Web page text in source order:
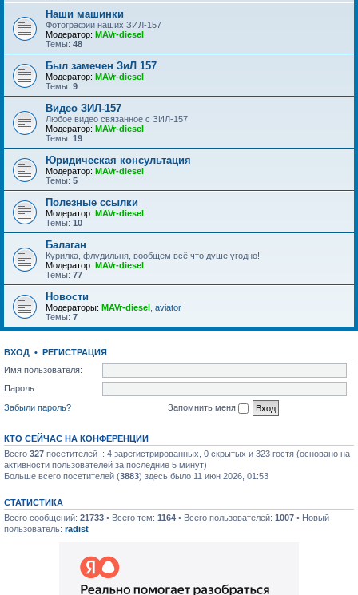
Наши машинки
Фотографии наших ЗИЛ-157
Модератор: MAVr-diesel
Темы: 48
Был замечен ЗиЛ 157
Модератор: MAVr-diesel
Темы: 9
Видео ЗИЛ-157
Любое видео связанное с ЗИЛ-157
Модератор: MAVr-diesel
Темы: 19
Юридическая консультация
Модератор: MAVr-diesel
Темы: 5
Полезные ссылки
Модератор: MAVr-diesel
Темы: 10
Балаган
Курилка, флудильня, вообщем всё что душе угодно!
Модератор: MAVr-diesel
Темы: 77
Новости
Модераторы: MAVr-diesel aviator
Темы: 7
ВХОД • РЕГИСТРАЦИЯ
Имя пользователя:
Пароль:
Забыли пароль?
Запомнить меня
КТО СЕЙЧАС НА КОНФЕРЕНЦИИ
Всего 327 посетителей :: 4 зарегистрированных, 0 скрытых и 323 гостя (основано на
активности пользователей за последние 5 минут)
Больше всего посетителей (3883) здесь было 11 июн 2026, 01:53
СТАТИСТИКА
Всего сообщений: 21733 • Всего тем: 1164 • Всего пользователей: 1007 • Новый
пользователь: radist